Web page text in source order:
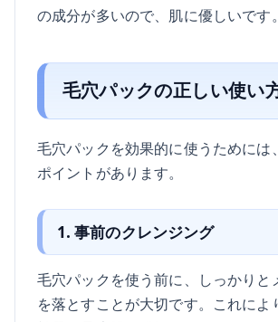
の成分が多いので、肌に優しいです。
毛穴パックの正しい使い
毛穴パックを効果的に使うためには
ポイントがあります。
1. 事前のクレンジング
毛穴パックを使う前に、しっかりと
を落とすことが大切です。これによ